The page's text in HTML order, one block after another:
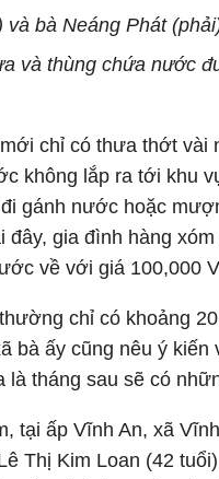
và bà Neáng Phát
và thùng chứa nước
chỉ có thưa thớt
không lắp ra tới khu
gánh nước hoặc
đây, gia đình hàng
về với giá 100,000
chỉ có khoảng
bà ấy cũng nêu ý
là tháng sau sẽ có
tại ấp Vĩnh An, xã
Thị Kim Loan (42